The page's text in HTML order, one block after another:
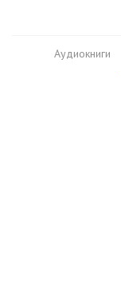
Аудиокниги